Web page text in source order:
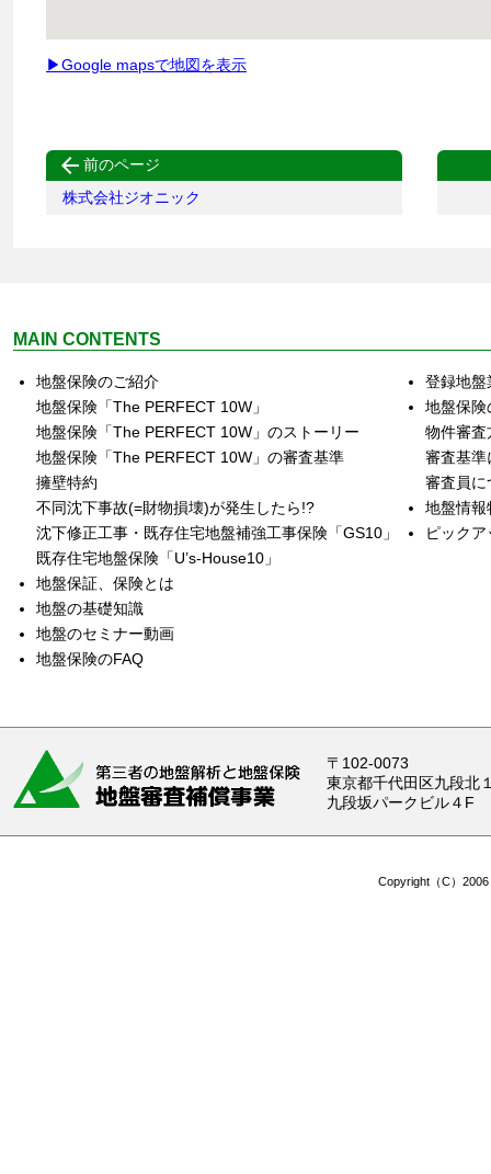
▶Google mapsで地図を表示
 前のページ
株式会社ジオニック
MAIN CONTENTS
地盤保険のご紹介
地盤保険「The PERFECT 10W」
地盤保険「The PERFECT 10W」のストーリー
地盤保険「The PERFECT 10W」の審査基準
擁壁特約
不同沈下事故(=財物損壊)が発生したら!?
沈下修正工事・既存住宅地盤補強工事保険「GS10」
既存住宅地盤保険「U’s‐House10」
地盤保証、保険とは
地盤の基礎知識
地盤のセミナー動画
地盤保険のFAQ
登録地盤
地盤保険
物件審査
審査基準
審査員に
地盤情報
ピック
〒102-0073
東京都千代田区九段北
九段坂パークビル４F
Copyright（C）